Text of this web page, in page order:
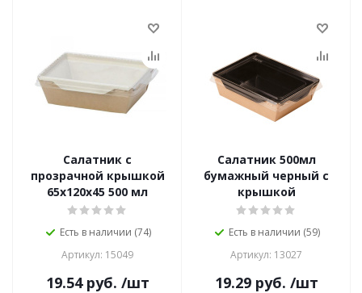
Салатник с
прозрачной крышкой
65x120x45 500 мл
Есть в наличии (74)
Артикул: 15049
19.54руб. /шт
Салатник 500мл
бумажный черный с
крышкой
Есть в наличии (59)
Артикул: 13027
19.29руб. /шт